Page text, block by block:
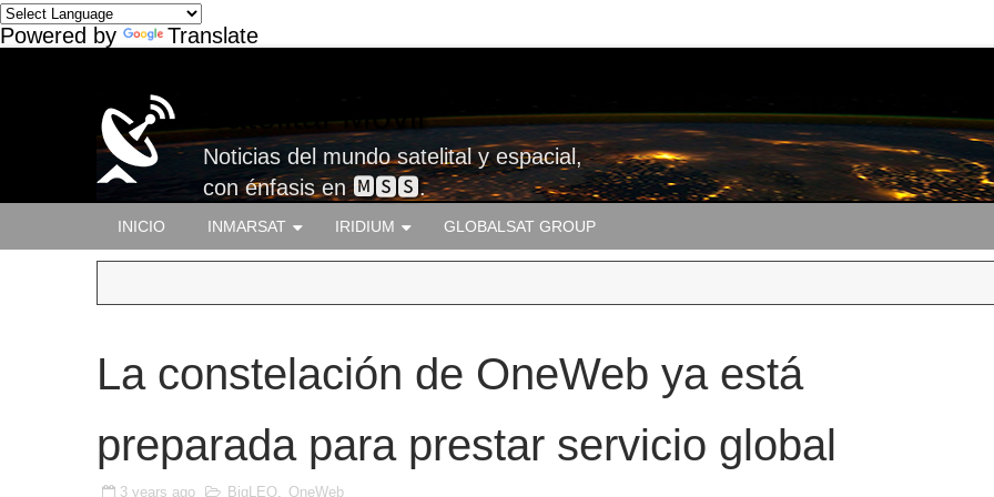
Powered by Translate
Satelital-Móvil
Noticias del mundo satelital y espacial,
con énfasis en 🅼🆂🆂.
INICIO INMARSAT IRIDIUM GLOBALSAT GROUP
La constelación de OneWeb ya está
preparada para prestar servicio global
3 years ago BigLEO, OneWeb